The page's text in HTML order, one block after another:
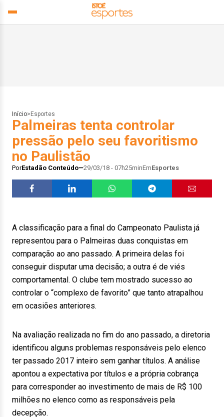
Início> Esportes
Palmeiras tenta controlar
pressão pelo seu favoritismo
no Paulistão
PorEstadão Conteúdo 29/03/18 - 07h25minEmEsportes
A classificação para a final do Campeonato Paulista já
representou para o Palmeiras duas conquistas em
comparação ao ano passado. A primeira delas foi
conseguir disputar uma decisão; a outra é de viés
comportamental. O clube tem mostrado sucesso ao
controlar o “complexo de favorito” que tanto atrapalhou
em ocasiões anteriores.
Na avaliação realizada no fim do ano passado, a diretoria
identificou alguns problemas responsáveis pelo elenco
ter passado 2017 inteiro sem ganhar títulos. A análise
apontou a expectativa por títulos e a própria cobrança
para corresponder ao investimento de mais de R$ 100
milhões no elenco como as responsáveis pela
decepção.